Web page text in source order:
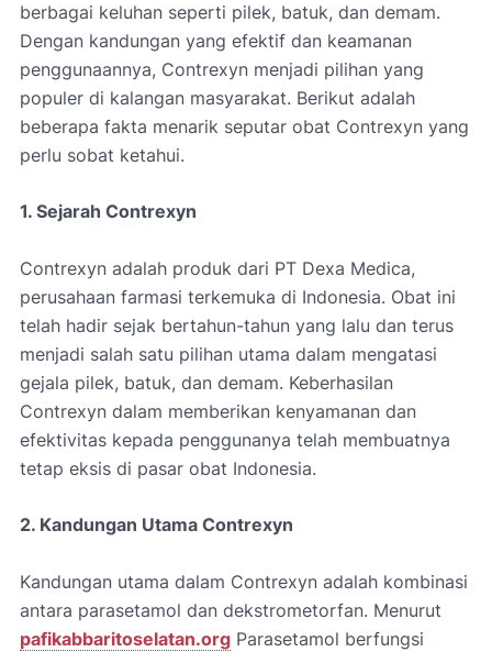
berbagai keluhan seperti pilek, batuk, dan demam.
Dengan kandungan yang efektif dan keamanan
penggunaannya, Contrexyn menjadi pilihan yang
populer di kalangan masyarakat. Berikut adalah
beberapa fakta menarik seputar obat Contrexyn yang
perlu sobat ketahui.
1. Sejarah Contrexyn
Contrexyn adalah produk dari PT Dexa Medica,
perusahaan farmasi terkemuka di Indonesia. Obat ini
telah hadir sejak bertahun-tahun yang lalu dan terus
menjadi salah satu pilihan utama dalam mengatasi
gejala pilek, batuk, dan demam. Keberhasilan
Contrexyn dalam memberikan kenyamanan dan
efektivitas kepada penggunanya telah membuatnya
tetap eksis di pasar obat Indonesia.
2. Kandungan Utama Contrexyn
Kandungan utama dalam Contrexyn adalah kombinasi
antara parasetamol dan dekstrometorfan. Menurut
pafikabbaritoselatan.org Parasetamol berfungsi